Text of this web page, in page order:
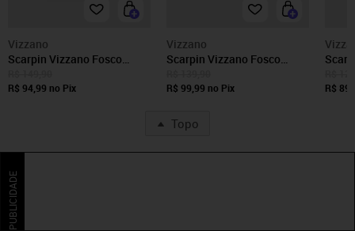
Vizzano
Scarpin Vizzano Fosco
R$ 94,99 no Pix
Vizzano
Scarpin Vizzano Fosco
R$ 99,99 no Pix
R$
Topo
PUBLICIDADE